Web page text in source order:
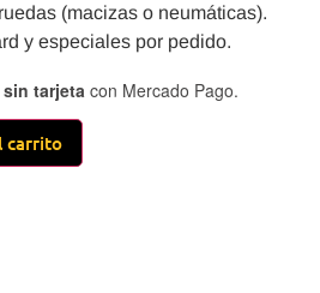
(macizas o neumáticas).
y especiales por pedido.
tarjeta con Mercado Pago.
carrito